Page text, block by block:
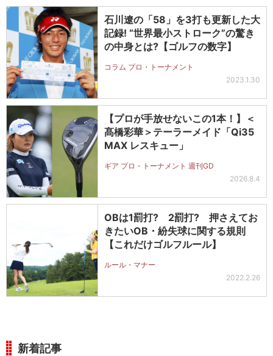
石川遼の「58」を3打も更新した大
記録! “世界最小ストローク”の驚き
の中身とは?【ゴルフの数字】
コラム プロ・トーナメント
2023.1.30
【プロが手放せないこの1本！】＜
髙橋彩華＞テーラーメイド「Qi35
MAX レスキュー」
ギア プロ・トーナメント 週刊GD
2026.8.4
OBは1罰打? 2罰打? 押さえてお
きたいOB・紛失球に関する規則
【これだけゴルフルール】
ルール・マナー
2022.2.26
新着記事